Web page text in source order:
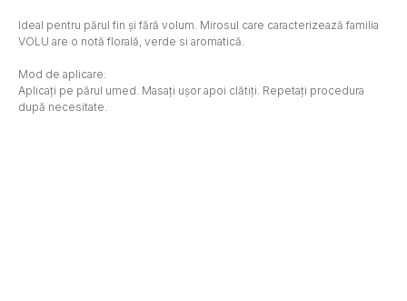
Ideal pentru părul fin și fără volum. Mirosul care caracterizează familia
VOLU are o notă florală, verde si aromatică.
Mod de aplicare:
Aplicați pe părul umed. Masați ușor apoi clătiți. Repetați procedura
după necesitate.